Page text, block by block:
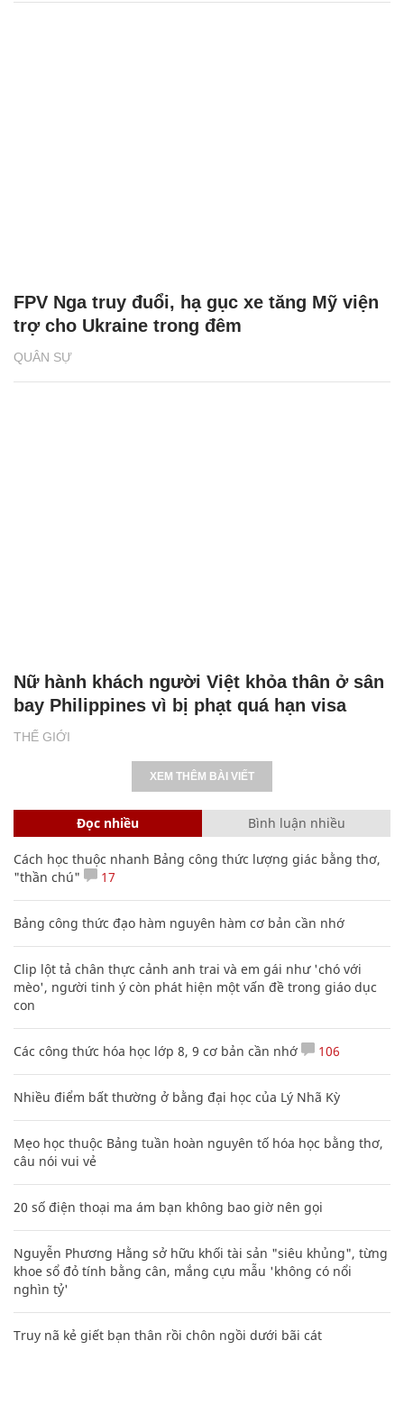
QUÂN SỰ
FPV Nga truy đuổi, hạ gục xe tăng Mỹ viện
trợ cho Ukraine trong đêm
THẾ GIỚI
Nữ hành khách người Việt khỏa thân ở sân
bay Philippines vì bị phạt quá hạn visa
XEM THÊM BÀI VIẾT
Đọc nhiều Bình luận nhiều
Cách học thuộc nhanh Bảng công thức lượng giác bằng thơ,
"thần chú"
17
Bảng công thức đạo hàm nguyên hàm cơ bản cần nhớ
Clip lột tả chân thực cảnh anh trai và em gái như 'chó với
mèo', người tinh ý còn phát hiện một vấn đề trong giáo dục
con
Các công thức hóa học lớp 8, 9 cơ bản cần nhớ 106
Nhiều điểm bất thường ở bằng đại học của Lý Nhã Kỳ
Mẹo học thuộc Bảng tuần hoàn nguyên tố hóa học bằng thơ,
câu nói vui vẻ
20 số điện thoại ma ám bạn không bao giờ nên gọi
Nguyễn Phương Hằng sở hữu khối tài sản "siêu khủng", từng
khoe sổ đỏ tính bằng cân, mắng cựu mẫu 'không có nổi
nghìn tỷ'
Truy nã kẻ giết bạn thân rồi chôn ngồi dưới bãi cát